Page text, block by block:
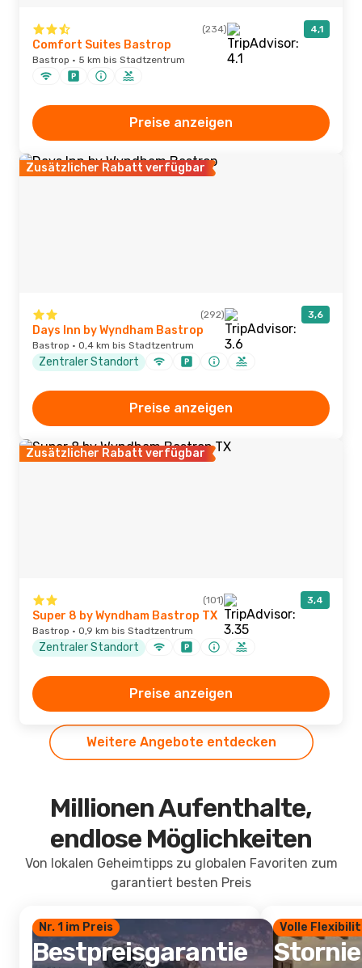
(234) 4,1
Comfort Suites Bastrop
Bastrop · 5 km bis Stadtzentrum
Preise anzeigen
Zusätzlicher Rabatt verfügbar
(292) 3,6
Days Inn by Wyndham Bastrop
Bastrop · 0,4 km bis Stadtzentrum
Zentraler Standort
Preise anzeigen
Zusätzlicher Rabatt verfügbar
(101) 3,4
Super 8 by Wyndham Bastrop TX
Bastrop · 0,9 km bis Stadtzentrum
Zentraler Standort
Preise anzeigen
Weitere Angebote entdecken
Millionen Aufenthalte,
endlose Möglichkeiten
Von lokalen Geheimtipps zu globalen Favoriten zum
garantiert besten Preis
Nr. 1 im Preis
Bestpreisgarantie
Volle